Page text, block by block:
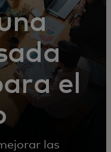
el
las